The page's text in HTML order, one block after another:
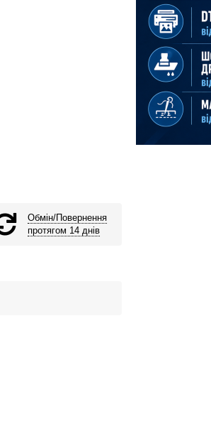
Обмін/Повернення
протягом 14 днів